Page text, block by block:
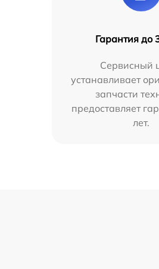
Гарантия до
Сервисный
устанавливает
запчасти
предоставляет
лет.